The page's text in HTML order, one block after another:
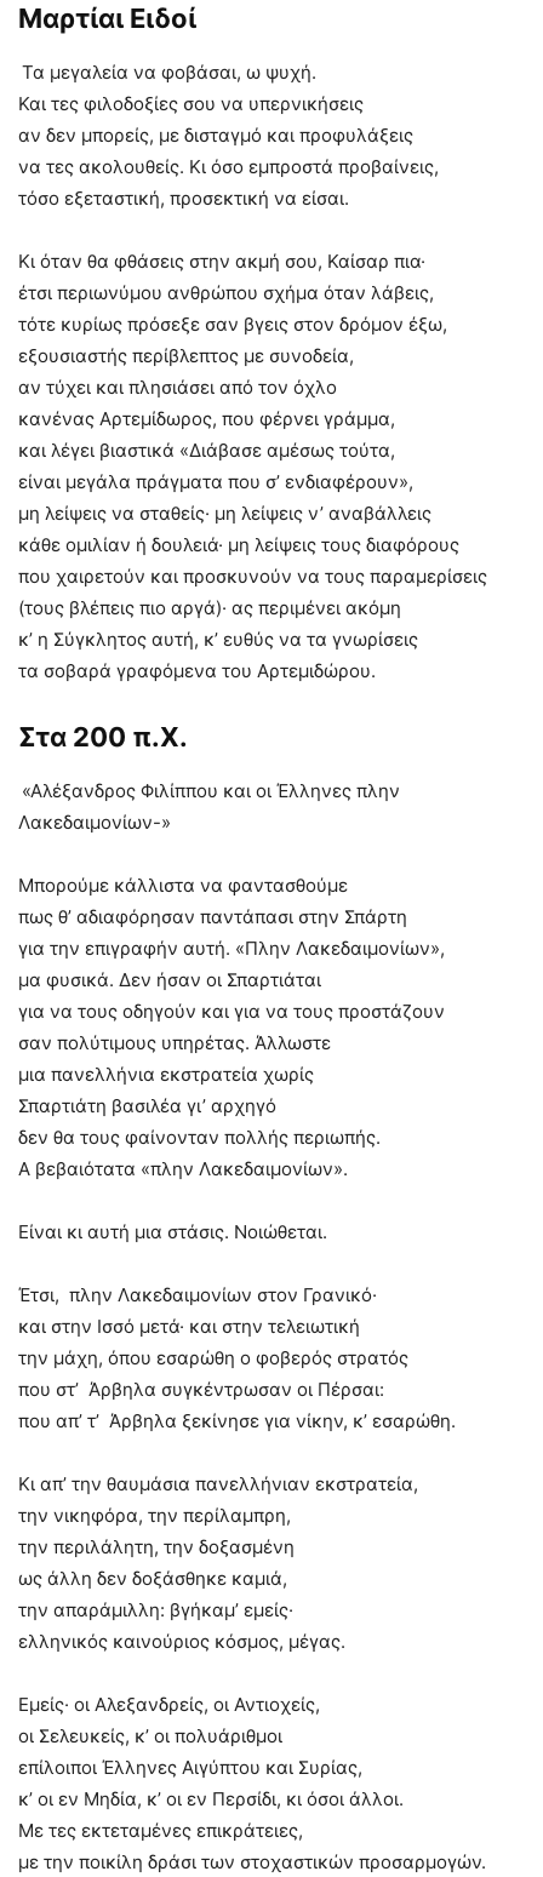
Μαρτίαι Ειδοί
Τα μεγαλεία να φοβάσαι, ω ψυχή.
Και τες φιλοδοξίες σου να υπερνικήσεις
αν δεν μπορείς, με δισταγμό και προφυλάξεις
να τες ακολουθείς. Κι όσο εμπροστά προβαίνεις,
τόσο εξεταστική, προσεκτική να είσαι.
Κι όταν θα φθάσεις στην ακμή σου, Καίσαρ πια·
έτσι περιωνύμου ανθρώπου σχήμα όταν λάβεις,
τότε κυρίως πρόσεξε σαν βγεις στον δρόμον έξω,
εξουσιαστής περίβλεπτος με συνοδεία,
αν τύχει και πλησιάσει από τον όχλο
κανένας Αρτεμίδωρος, που φέρνει γράμμα,
και λέγει βιαστικά «Διάβασε αμέσως τούτα,
είναι μεγάλα πράγματα που σ’ ενδιαφέρουν»,
μη λείψεις να σταθείς· μη λείψεις ν’ αναβάλλεις
κάθε ομιλίαν ή δουλειά· μη λείψεις τους διαφόρους
που χαιρετούν και προσκυνούν να τους παραμερίσεις
(τους βλέπεις πιο αργά)· ας περιμένει ακόμη
κ’ η Σύγκλητος αυτή, κ’ ευθύς να τα γνωρίσεις
τα σοβαρά γραφόμενα του Αρτεμιδώρου.
Στα 200 π.Χ.
«Αλέξανδρος Φιλίππου και οι Έλληνες πλην
Λακεδαιμονίων-»
Μπορούμε κάλλιστα να φαντασθούμε
πως θ’ αδιαφόρησαν παντάπασι στην Σπάρτη
για την επιγραφήν αυτή. «Πλην Λακεδαιμονίων»,
μα φυσικά. Δεν ήσαν οι Σπαρτιάται
για να τους οδηγoύν και για να τους προστάζουν
σαν πολύτιμους υπηρέτας. Άλλωστε
μια πανελλήνια εκστρατεία χωρίς
Σπαρτιάτη βασιλέα γι’ αρχηγό
δεν θα τους φαίνονταν πολλής περιωπής.
Α βεβαιότατα «πλην Λακεδαιμονίων».
Είναι κι αυτή μια στάσις. Νοιώθεται.
Έτσι, πλην Λακεδαιμονίων στον Γρανικό·
και στην Ισσό μετά· και στην τελειωτική
την μάχη, όπου εσαρώθη ο φοβερός στρατός
που στ’ Άρβηλα συγκέντρωσαν οι Πέρσαι:
που απ’ τ’ Άρβηλα ξεκίνησε για νίκην, κ’ εσαρώθη.
Κι απ’ την θαυμάσια πανελλήνιαν εκστρατεία,
την νικηφόρα, την περίλαμπρη,
την περιλάλητη, την δοξασμένη
ως άλλη δεν δοξάσθηκε καμιά,
την απαράμιλλη: βγήκαμ’ εμείς·
ελληνικός καινούριος κόσμος, μέγας.
Εμείς· οι Αλεξανδρείς, οι Αντιοχείς,
οι Σελευκείς, κ’ οι πολυάριθμοι
επίλοιποι Έλληνες Αιγύπτου και Συρίας,
κ’ οι εν Μηδία, κ’ οι εν Περσίδι, κι όσοι άλλοι.
Με τες εκτεταμένες επικράτειες,
με την ποικίλη δράσι των στοχαστικών προσαρμογών.